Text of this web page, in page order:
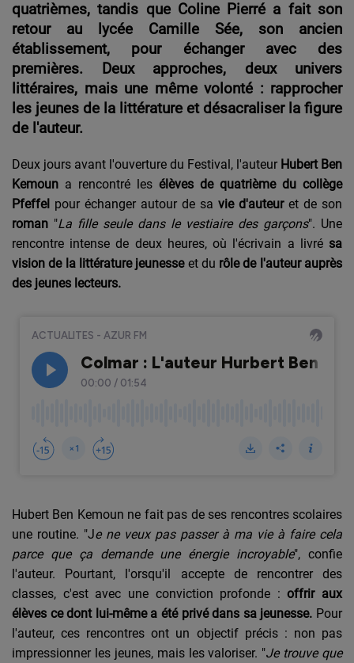
quatrièmes, tandis que Coline Pierré a fait son
retour au lycée Camille Sée, son ancien
établissement, pour échanger avec des
premières. Deux approches, deux univers
littéraires, mais une même volonté : rapprocher
les jeunes de la littérature et désacraliser la figure
de l'auteur.
Deux jours avant l'ouverture du Festival, l'auteur Hubert Ben
Kemoun a rencontré les élèves de quatrième du collège
Pfeffel pour échanger autour de sa vie d'auteuret de son
roman "La fille seule dans le vestiaire des garçons". Une
rencontre intense de deux heures, où l'écrivain a livré sa
vision de la littérature jeunesseet du rôle de l'auteur auprès
des jeunes lecteurs.
Hubert Ben Kemoun ne fait pas de ses rencontres scolaires
une routine. "Je ne veux pas passer à ma vie à faire cela
parce que ça demande une énergie incroyable", confie
l'auteur. Pourtant, l'orsqu'il accepte de rencontrer des
classes, c'est avec une conviction profonde :offrir aux
élèves ce dont lui-même a été privé dans sa jeunesse. Pour
l'auteur, ces rencontres ont un objectif précis : non pas
impressionner les jeunes, mais les valoriser. "Je trouve que